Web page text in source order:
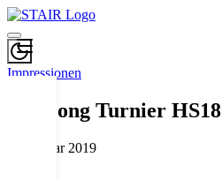
Impressionen
EndPong Turnier HS18
7. Februar 2019